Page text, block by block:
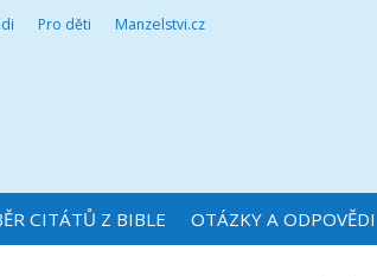
Pro děti Manzelstvi.cz
CITÁTŮ Z BIBLE OTÁZKY A ODPOVĚDI